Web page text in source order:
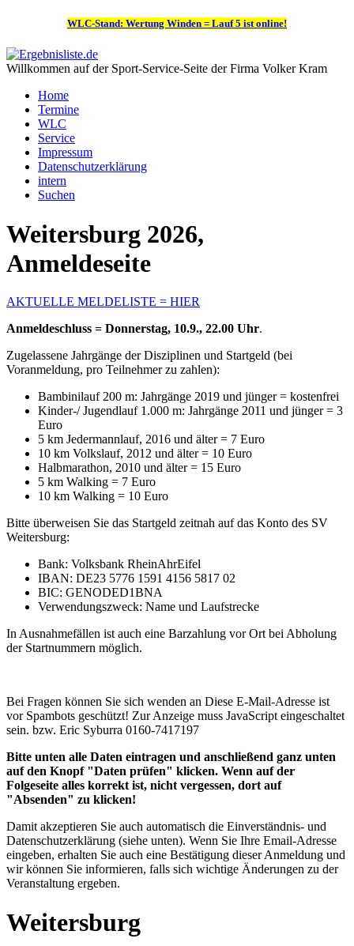
WLC-Stand: Wertung Winden = Lauf 5 ist online!
Willkommen auf der Sport-Service-Seite der Firma Volker Kram
Home
Termine
WLC
Service
Impressum
Datenschutzerklärung
intern
Suchen
Weitersburg 2026,
Anmeldeseite
AKTUELLE MELDELISTE = HIER
Anmeldeschluss = Donnerstag, 10.9., 22.00 Uhr.
Zugelassene Jahrgänge der Disziplinen und Startgeld (bei
Voranmeldung, pro Teilnehmer zu zahlen):
Bambinilauf 200 m: Jahrgänge 2019 und jünger = kostenfrei
Kinder-/ Jugendlauf 1.000 m: Jahrgänge 2011 und jünger = 3
Euro
5 km Jedermannlauf, 2016 und älter = 7 Euro
10 km Volkslauf, 2012 und älter = 10 Euro
Halbmarathon, 2010 und älter = 15 Euro
5 km Walking = 7 Euro
10 km Walking = 10 Euro
Bitte überweisen Sie das Startgeld zeitnah auf das Konto des SV
Weitersburg:
Bank: Volksbank RheinAhrEifel
IBAN: DE23 5776 1591 4156 5817 02
BIC: GENODED1BNA
Verwendungszweck: Name und Laufstrecke
In Ausnahmefällen ist auch eine Barzahlung vor Ort bei Abholung
der Startnummern möglich.
Bei Fragen können Sie sich wenden an Diese E-Mail-Adresse ist
vor Spambots geschützt! Zur Anzeige muss JavaScript eingeschaltet
sein. bzw. Eric Syburra 0160-7417197
Bitte unten alle Daten eintragen und anschließend ganz unten
auf den Knopf "Daten prüfen" klicken. Wenn auf der
Folgeseite alles korrekt ist, nicht vergessen, dort auf
"Absenden" zu klicken!
Damit akzeptieren Sie auch automatisch die Einverständnis- und
Datenschutzerklärung (siehe unten). Wenn Sie Ihre Email-Adresse
eingeben, erhalten Sie auch eine Bestätigung dieser Anmeldung und
wir können Sie informieren, falls sich wichtige Änderungen zu der
Veranstaltung ergeben.
Weitersburg